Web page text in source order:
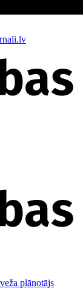
plānotājs